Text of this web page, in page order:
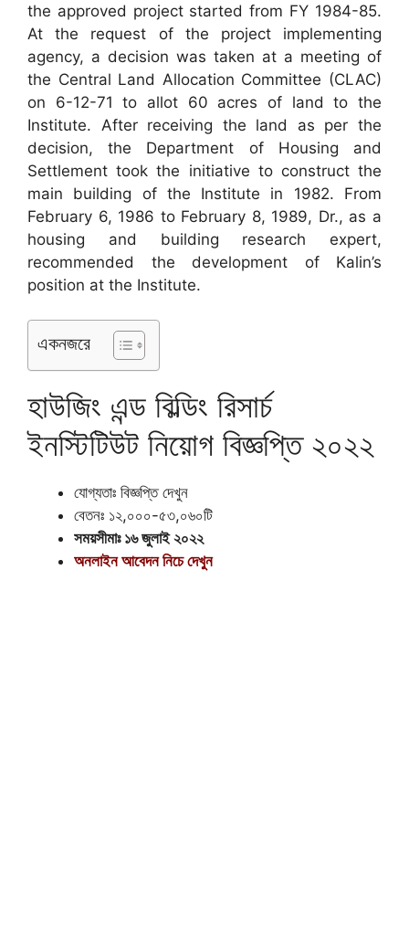
the approved project started from FY 1984-85.
At the request of the project implementing
agency, a decision was taken at a meeting of
the Central Land Allocation Committee (CLAC)
on 6-12-71 to allot 60 acres of land to the
Institute. After receiving the land as per the
decision, the Department of Housing and
Settlement took the initiative to construct the
main building of the Institute in 1982. From
February 6, 1986 to February 8, 1989, Dr., as a
housing and building research expert,
recommended the development of Kalin’s
position at the Institute.
একনজরে
হাউজিং এন্ড বিল্ডিং রিসার্চ
ইনস্টিটিউট নিয়োগ বিজ্ঞপ্তি ২০২২
যোগ্যতাঃ বিজ্ঞপ্তি দেখুন
বেতনঃ ১২,০০০-৫৩,০৬০টি
সময়সীমাঃ ১৬ জুলাই ২০২২
অনলাইন আবেদন নিচে দেখুন